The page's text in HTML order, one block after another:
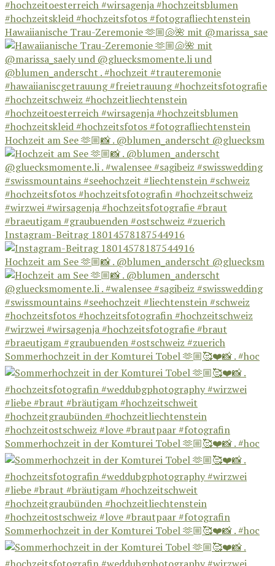
Hawaiianische Trau-Zeremonie 🫶🏼🐚🌺 mit @marissa_sae
Hochzeit am See 🫶🏼📸 . @blumen_anderscht @gluecksm
Instagram-Beitrag 18014578187544916
Hochzeit am See 🫶🏼📸 . @blumen_anderscht @gluecksm
Sommerhochzeit in der Komturei Tobel 🫶🏼🥰❤️📸 . #hoc
Sommerhochzeit in der Komturei Tobel 🫶🏼🥰❤️📸 . #hoc
Sommerhochzeit in der Komturei Tobel 🫶🏼🥰❤️📸 . #hoc